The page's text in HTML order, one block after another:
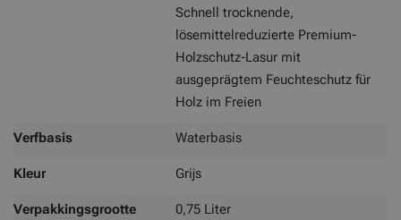
Schnell trocknende,
lösemittelreduzierte Premium-
Holzschutz-Lasur mit
ausgeprägtem Feuchteschutz für
Holz im Freien
Verfbasis Waterbasis
Kleur Grijs
Verpakkingsgrootte 0,75 Liter